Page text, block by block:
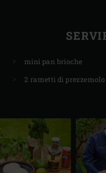
mini pan brioche
2 rametti di